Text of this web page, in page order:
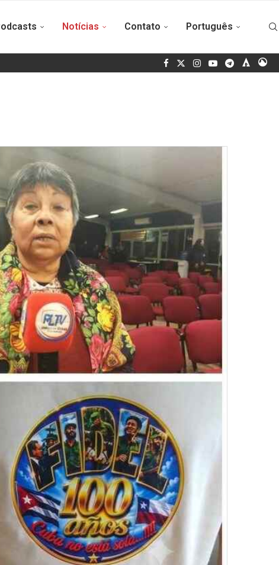
a Cuba Brigadistas chilenos viajam a Cuba para o centenário
Notícias Contato Português